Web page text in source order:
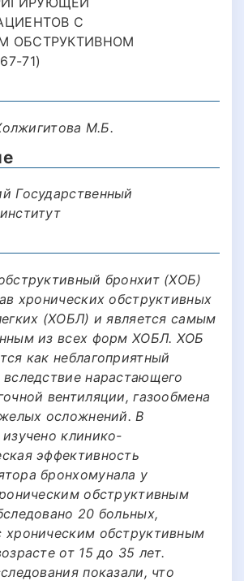
С
ОБСТРУКТИВНОМ
71)
М.Б.
Государственный
бронхит (ХОБ)
хронических обструктивных
(ХОБЛ) и является самым
из всех форм ХОБЛ. ХОБ
как неблагоприятный
нарастающего
вентиляции, газообмена
осложнений. В
клинико-
эффективность
бронхомунала у
обструктивным
20 больных,
обструктивным
от 15 до 35 лет.
показали, что